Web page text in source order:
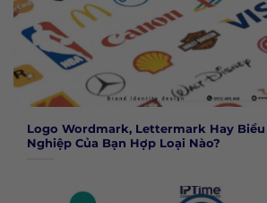
Logo Wordmark, Lettermark Hay Biểu
Nghiệp Của Bạn Hợp Loại Nào?